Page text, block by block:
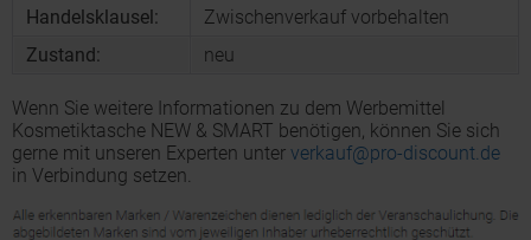
Handelsklausel:
Zwischenverkauf vorbehalten
Zustand:
neu
Wenn Sie weitere Informationen zu dem Werbemittel
Kosmetiktasche NEW & SMART benötigen, können Sie sich
gerne mit unseren Experten unter verkauf@pro-discount.de
in Verbindung setzen.